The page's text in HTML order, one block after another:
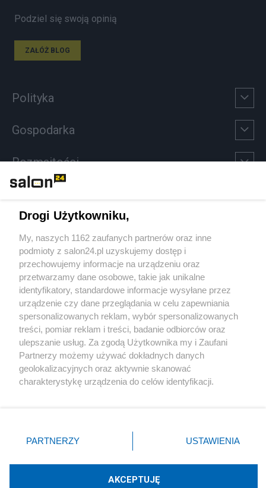
Podziel się swoją opinią
ZAŁÓŻ BLOG
Polityka
Gospodarka
Rozmaitości
Sport
Społeczeństwo
Kultura
X Facebook Instagram Youtube
Drogi Użytkowniku,
My, naszych 1162 zaufanych partnerów oraz inne
podmioty z salon24.pl uzyskujemy dostęp i
przechowujemy informacje na urządzeniu oraz
przetwarzamy dane osobowe, takie jak unikalne
identyfikatory, standardowe informacje wysyłane przez
urządzenie czy dane przeglądania w celu zapewniania
spersonalizowanych reklam, wybór spersonalizowanych
treści, pomiar reklam i treści, badanie odbiorców oraz
ulepszanie usług. Za zgodą Użytkownika my i Zaufani
Partnerzy możemy używać dokładnych danych
geolokalizacyjnych oraz aktywnie skanować
charakterystykę urządzenia do celów identyfikacji.
zmienić/wycofać klikając przycisk ustawień prywatności
znajdujący się w lewym dolnym rogu strony
rodzaje przetwarzania danych nie wymagają zgody
użytkownika, ale masz prawo sprzeciwić się takiemu
PARTNERZY USTAWIENIA
AKCEPTUJĘ